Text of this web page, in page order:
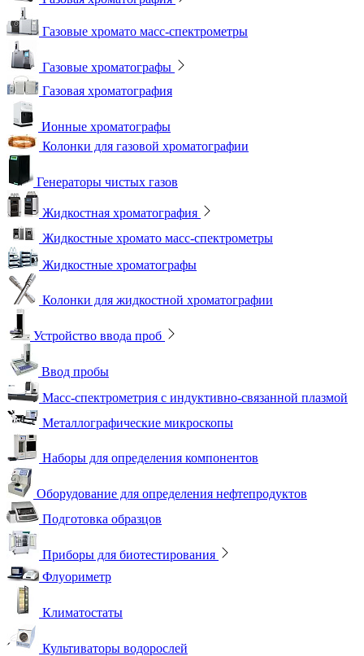
Газовые хромато масс-спектрометры
Газовые хроматографы
Газовая хроматография
Ионные хроматографы
Колонки для газовой хроматографии
Генераторы чистых газов
Жидкостная хроматография
Жидкостные хромато масс-спектрометры
Жидкостные хроматографы
Колонки для жидкостной хроматографии
Устройство ввода проб
Ввод пробы
Масс-спектрометрия с индуктивно-связанной плазмой
Металлографические микроскопы
Наборы для определения компонентов
Оборудование для определения нефтепродуктов
Подготовка образцов
Приборы для биотестирования
Флуориметр
Климатостаты
Культиваторы водорослей